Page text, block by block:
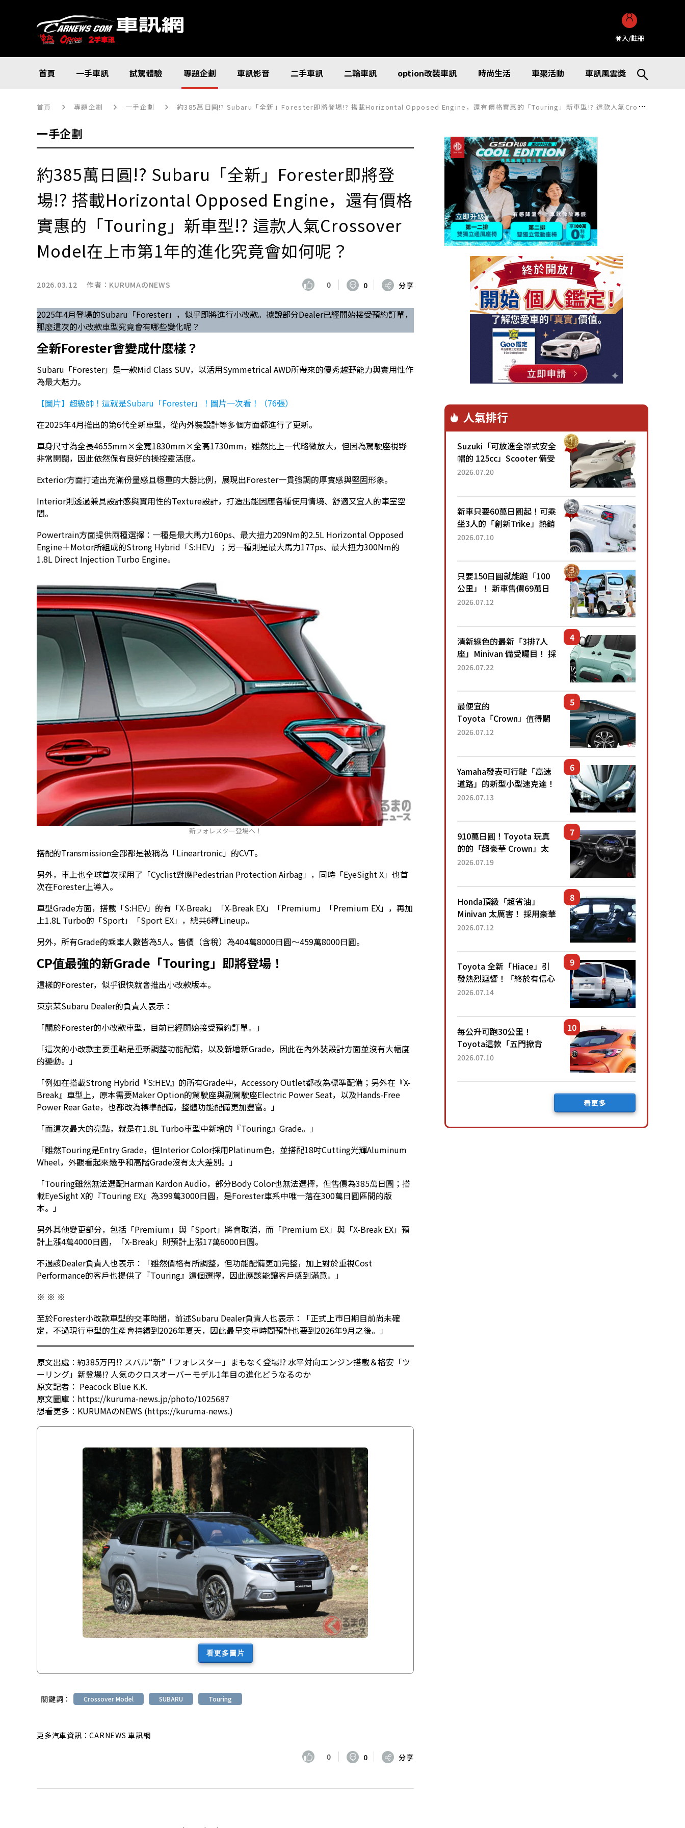
登入/註冊
首頁 一手車訊 試駕體驗 專題企劃 車訊影音 二手車訊 二輪車訊 option改裝車訊 時尚生活 車聚活動 車訊風雲獎
首頁 專題企劃 一手企劃 約385萬日圓!? Subaru「全新」Forester即將登場!? 搭載Horizontal Opposed Engine，還有價格實惠的「Touring」新車型!? 這款人氣Crossover Model在上市第1年的進化究竟會如何呢？
一手企劃
約385萬日圓!? Subaru「全新」Forester即將登
場!? 搭載Horizontal Opposed Engine，還有價格
實惠的「Touring」新車型!? 這款人氣Crossover
Model在上市第1年的進化究竟會如何呢？
2026.03.12 作者： KURUMAのNEWS 0 0 分享
2025年4月登場的Subaru「Forester」，似乎即將進行小改款。據說部分Dealer已經開始接受預約訂單，
那麼這次的小改款車型究竟會有哪些變化呢？
全新Forester會變成什麼樣？
Subaru「Forester」是一款Mid Class SUV，以活用Symmetrical AWD所帶來的優秀越野能力與實用性作
為最大魅力。
【圖片】超級帥！這就是Subaru「Forester」！圖片一次看！（76張）
在2025年4月推出的第6代全新車型，從內外裝設計等多個方面都進行了更新。
車身尺寸為全長4655mm×全寬1830mm×全高1730mm，雖然比上一代略微放大，但因為駕駛座視野
非常開闊，因此依然保有良好的操控靈活度。
Exterior方面打造出充滿份量感且穩重的大器比例，展現出Forester一貫強調的厚實感與堅固形象。
Interior則透過兼具設計感與實用性的Texture設計，打造出能因應各種使用情境、舒適又宜人的車室空
間。
Powertrain方面提供兩種選擇：一種是最大馬力160ps、最大扭力209Nm的2.5L Horizontal Opposed
Engine＋Motor所組成的Strong Hybrid「S:HEV」；另一種則是最大馬力177ps、最大扭力300Nm的
1.8L Direct Injection Turbo Engine。
新フォレスター登場へ！
搭配的Transmission全部都是被稱為「Lineartronic」的CVT。
另外，車上也全球首次採用了「Cyclist對應Pedestrian Protection Airbag」，同時「EyeSight X」也首
次在Forester上導入。
車型Grade方面，搭載「S:HEV」的有「X-Break」「X-Break EX」「Premium」「Premium EX」，再加
上1.8L Turbo的「Sport」「Sport EX」，總共6種Lineup。
另外，所有Grade的乘車人數皆為5人。售價（含稅）為404萬8000日圓～459萬8000日圓。
CP值最強的新Grade「Touring」即將登場！
這樣的Forester，似乎很快就會推出小改款版本。
東京某Subaru Dealer的負責人表示：
「關於Forester的小改款車型，目前已經開始接受預約訂單。」
「這次的小改款主要重點是重新調整功能配備，以及新增新Grade，因此在內外裝設計方面並沒有大幅度
的變動。」
「例如在搭載Strong Hybrid『S:HEV』的所有Grade中，Accessory Outlet都改為標準配備；另外在『X-
Break』車型上，原本需要Maker Option的駕駛座與副駕駛座Electric Power Seat，以及Hands-Free
Power Rear Gate，也都改為標準配備，整體功能配備更加豐富。」
「而這次最大的亮點，就是在1.8L Turbo車型中新增的『Touring』Grade。」
「雖然Touring是Entry Grade，但Interior Color採用Platinum色，並搭配18吋Cutting光輝Aluminum
Wheel，外觀看起來幾乎和高階Grade沒有太大差別。」
「Touring雖然無法選配Harman Kardon Audio，部分Body Color也無法選擇，但售價為385萬日圓；搭
載EyeSight X的『Touring EX』為399萬3000日圓，是Forester車系中唯一落在300萬日圓區間的版
本。」
另外其他變更部分，包括「Premium」與「Sport」將會取消，而「Premium EX」與「X-Break EX」預
計上漲4萬4000日圓，「X-Break」則預計上漲17萬6000日圓。
不過該Dealer負責人也表示：「雖然價格有所調整，但功能配備更加完整，加上對於重視Cost
Performance的客戶也提供了『Touring』這個選擇，因此應該能讓客戶感到滿意。」
※ ※ ※
至於Forester小改款車型的交車時間，前述Subaru Dealer負責人也表示：「正式上市日期目前尚未確
定，不過現行車型的生產會持續到2026年夏天，因此最早交車時間預計也要到2026年9月之後。」
原文出處： 約385万円!? スバル“新”「フォレスター」まもなく登場!? 水平対向エンジン搭載＆格安「ツ
ーリング」新登場!? 人気のクロスオーバーモデル1年目の進化どうなるのか
原文記者： Peacock Blue K.K.
原文圖庫： https://kuruma-news.jp/photo/1025687
想看更多： KURUMAのNEWS (https://kuruma-news.)
看更多圖片
關鍵詞： Crossover Model SUBARU Touring
更多汽車資訊：CARNEWS 車訊網
0 0 分享
人氣排行
Suzuki「可放進全罩式安全
帽的 125cc」Scooter 備受
矚目！採用全新流線設計與
已陸續開始出口的新款
「B...
2026.07.20
新車只要60萬日圓起！可乘
坐3人的「創新Trike」熱銷
大賣成為人氣車款！「養車
日圓就能跑100公里」「小
朋友坐得...
2026.07.10
只要150日圓就能跑「100
公里」！ 新車售價69萬日
圓的「3人座」Trike大受歡
為何能迅速熱賣？
2026.07.12
清新綠色的最新「3排7人
座」Minivan 備受矚目！ 採
用全長4.7公尺剛剛好的車
還推出467萬元日圓起的5
人座版...
2026.07.22
最便宜的
Toyota「Crown」值得關
注！ 搭載4WD、每公升
眼！ 配備豐富、超越售價
水準，堪稱高CP值代表的
「...
2026.07.12
Yamaha發表可行駛「高速
道路」的新型小型速克達！
搭載能享受超強勁「渦輪
高階「Super Sport」車款
相同的...
2026.07.13
910萬日圓！Toyota 玩真
的的「超豪華 Crown」太
厲害了！採用由「匠人技
運動化「底盤設定」！還配
備專屬豪華...
2026.07.19
Honda頂級「超省油」
Minivan 太厲害！ 採用豪華
「真皮座椅」與專屬「黑色
公里，兼具優異節能表現與
舒適「三...
2026.07.12
Toyota 全新「Hiace」引
發熱烈迴響！「終於有信心
下訂了！」「哪個等級交車
後竟然還要等「超過半年」
才能交車？...
2026.07.14
每公升可跑30公里！
Toyota這款「五門掀背
車」真的很厲害！ 擁有全
尺寸」，配備全面升級！
2026.07.10
看更多